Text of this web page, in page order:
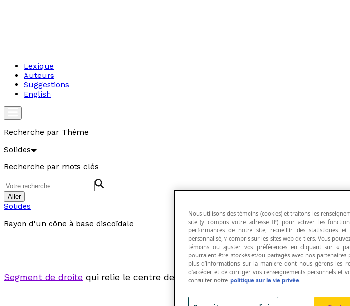
Lexique
Auteurs
Suggestions
English
Recherche par Thème
Solides
Recherche par mots clés
Aller
Solides
Rayon d'un cône à base discoïdale
Segment de droite qui relie le centre de la base d'uncône à base discoïdaleà
Nous utilisons des témoins (cookies) et traitons les
site (y compris votre adresse IP) pour activer les
performances de notre site, recueillir des statistiques
personnalisé, y compris sur les sites web de tiers. Vous
témoins ou ajuster vos préférences en cliquant sur «
pourraient être stockés et/ou partagés avec nos
plus d’informations sur la manière dont nous gérons les
d’accéder et de corriger vos renseignements personnels
consulter notre politique sur la vie privée.